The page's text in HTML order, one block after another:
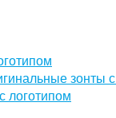
зонты с
логотипом